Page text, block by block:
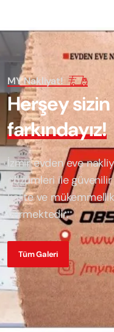
MY Nakliyat!
Herşeysizin
farkındayız!
İzmir evden eve
çözümleri ile
kalite ve
vermektedir.
Tüm Galeri